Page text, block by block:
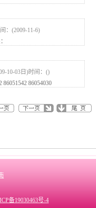
：(2009-11-6)
10-03日)时间：()
86054030
备19030463号-4